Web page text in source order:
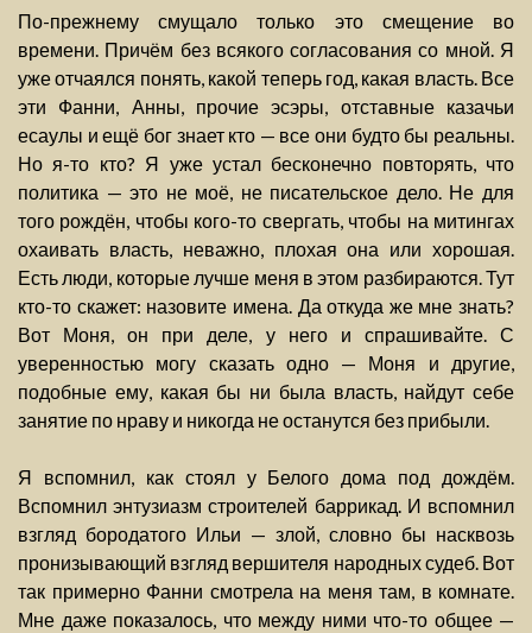
По-прежнему смущало только это смещение во
времени. Причём без всякого согласования со мной. Я
уже отчаялся понять, какой теперь год, какая власть. Все
эти Фанни, Анны, прочие эсэры, отставные казачьи
есаулы и ещё бог знает кто — все они будто бы реальны.
Но я-то кто? Я уже устал бесконечно повторять, что
политика — это не моё, не писательское дело. Не для
того рождён, чтобы кого-то свергать, чтобы на митингах
охаивать власть, неважно, плохая она или хорошая.
Есть люди, которые лучше меня в этом разбираются. Тут
кто-то скажет: назовите имена. Да откуда же мне знать?
Вот Моня, он при деле, у него и спрашивайте. С
уверенностью могу сказать одно — Моня и другие,
подобные ему, какая бы ни была власть, найдут себе
занятие по нраву и никогда не останутся без прибыли.
Я вспомнил, как стоял у Белого дома под дождём.
Вспомнил энтузиазм строителей баррикад. И вспомнил
взгляд бородатого Ильи — злой, словно бы насквозь
пронизывающий взгляд вершителя народных судеб. Вот
так примерно Фанни смотрела на меня там, в комнате.
Мне даже показалось, что между ними что-то общее —